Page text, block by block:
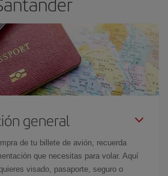
general
de tu billete de avión, recuerda
que necesitas para volar. Aquí
visado, pasaporte, seguro o